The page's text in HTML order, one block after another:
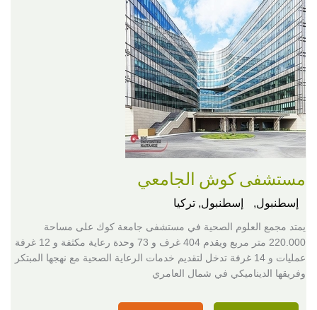
مستشفى كوش الجامعي
إسطنبول, إسطنبول, تركيا
يمتد مجمع العلوم الصحية في مستشفى جامعة كوك على مساحة
220.000 متر مربع ويقدم 404 غرف و 73 وحدة رعاية مكثفة و 12 غرفة
عمليات و 14 غرفة تدخل لتقديم خدمات الرعاية الصحية مع نهجها المبتكر
وفريقها الديناميكي في شمال العامري